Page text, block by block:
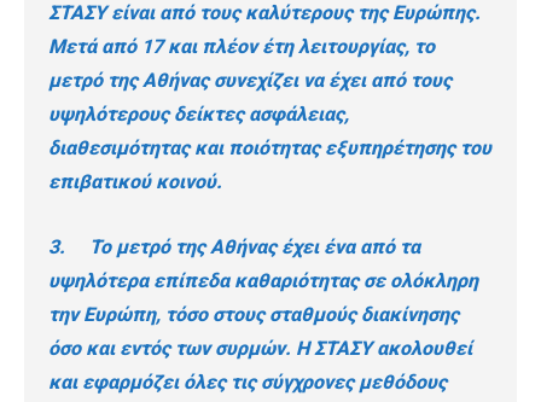
ΣΤΑΣΥ είναι από τους καλύτερους της Ευρώπης.
Μετά από 17 και πλέον έτη λειτουργίας, το
μετρό της Αθήνας συνεχίζει να έχει από τους
υψηλότερους δείκτες ασφάλειας,
διαθεσιμότητας και ποιότητας εξυπηρέτησης του
επιβατικού κοινού.
3. Το μετρό της Αθήνας έχει ένα από τα
υψηλότερα επίπεδα καθαριότητας σε ολόκληρη
την Ευρώπη, τόσο στους σταθμούς διακίνησης
όσο και εντός των συρμών. Η ΣΤΑΣΥ ακολουθεί
και εφαρμόζει όλες τις σύγχρονες μεθόδους